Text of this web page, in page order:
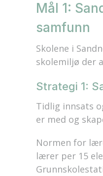
Mål 1:
samfunn
Skolene i
skolemiljø der
Strategi 1:
Tidlig innsats
er med og
Normen for
lærer per 15